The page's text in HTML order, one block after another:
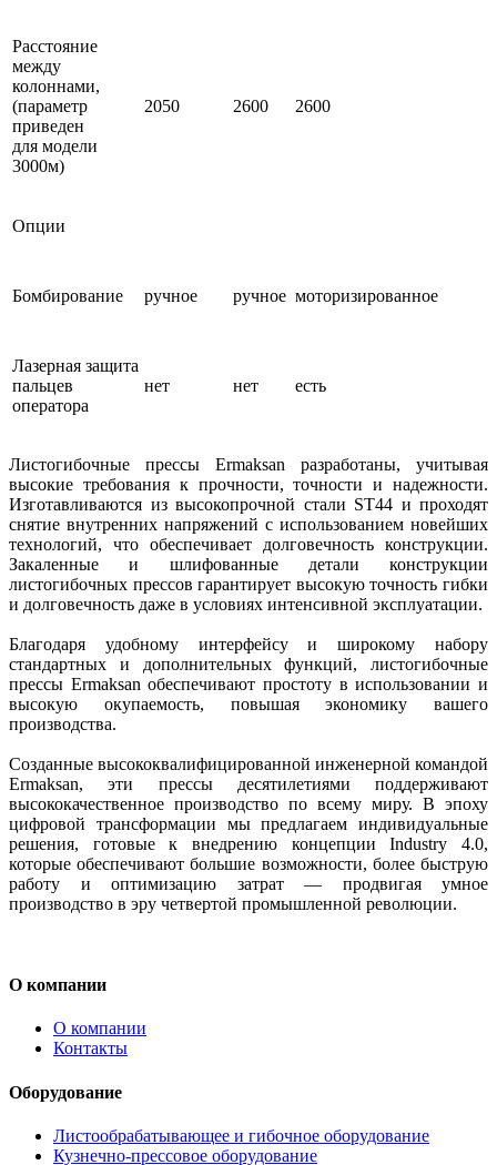
Расстояние
между
колоннами,
(параметр
приведен
для модели
3000м)
2050 2600 2600
Опции
Бомбирование ручное ручное моторизированное
Лазерная защита
пальцев
оператора
нет нет есть
Листогибочные прессы Ermaksan разработаны, учитывая
высокие требования к прочности, точности и надежности.
Изготавливаются из высокопрочной стали ST44 и проходят
снятие внутренних напряжений с использованием новейших
технологий, что обеспечивает долговечность конструкции.
Закаленные и шлифованные детали конструкции
листогибочных прессов гарантирует высокую точность гибки
и долговечность даже в условиях интенсивной эксплуатации.
Благодаря удобному интерфейсу и широкому набору
стандартных и дополнительных функций, листогибочные
прессы Ermaksan обеспечивают простоту в использовании и
высокую окупаемость, повышая экономику вашего
производства.
Созданные высококвалифицированной инженерной командой
Ermaksan, эти прессы десятилетиями поддерживают
высококачественное производство по всему миру. В эпоху
цифровой трансформации мы предлагаем индивидуальные
решения, готовые к внедрению концепции Industry 4.0,
которые обеспечивают большие возможности, более быструю
работу и оптимизацию затрат — продвигая умное
производство в эру четвертой промышленной революции.
О компании
О компании
Контакты
Оборудование
Листообрабатывающее и гибочное оборудование
Кузнечно-прессовое оборудование